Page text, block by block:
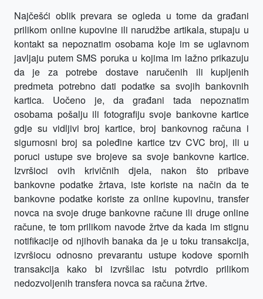
Najčešći oblik prevara se ogleda u tome da građani
prilikom online kupovine ili narudžbe artikala, stupaju u
kontakt sa nepoznatim osobama koje im se uglavnom
javljaju putem SMS poruka u kojima im lažno prikazuju
da je za potrebe dostave naručenih ili kupljenih
predmeta potrebno dati podatke sa svojih bankovnih
kartica. Uočeno je, da građani tada nepoznatim
osobama pošalju ili fotografiju svoje bankovne kartice
gdje su vidljivi broj kartice, broj bankovnog računa i
sigurnosni broj sa poleđine kartice tzv CVC broj, ili u
poruci ustupe sve brojeve sa svoje bankovne kartice.
Izvršioci ovih krivičnih djela, nakon što pribave
bankovne podatke žrtava, iste koriste na način da te
bankovne podatke koriste za online kupovinu, transfer
novca na svoje druge bankovne račune ili druge online
račune, te tom prilikom navode žrtve da kada im stignu
notifikacije od njihovih banaka da je u toku transakcija,
izvršiocu odnosno prevarantu ustupe kodove spornih
transakcija kako bi izvršilac istu potvrdio prilikom
nedozvoljenih transfera novca sa računa žrtve.